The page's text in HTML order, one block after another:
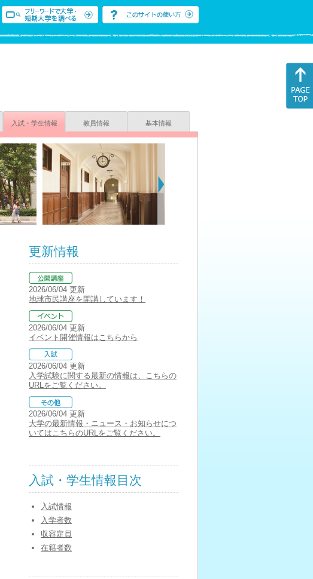
入試・学生情報 教員情報 基本情報
更新情報
2026/06/04 更新
地球市民講座を開講しています！
2026/06/04 更新
イベント開催情報はこちらから
2026/06/04 更新
入学試験に関する最新の情報は、こちらの
URLをご覧ください。
2026/06/04 更新
大学の最新情報・ニュース・お知らせにつ
いてはこちらのURLをご覧ください。
入試・学生情報目次
入試情報
入学者数
収容定員
在籍者数